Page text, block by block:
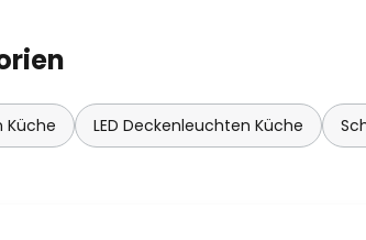
Küche LED Deckenleuchten Küche